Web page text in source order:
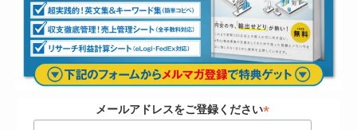
メールアドレスをご登録ください*